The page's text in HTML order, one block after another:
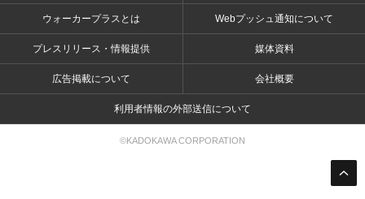
ウォーカープラスとは Webプッシュ通知について
プレスリリース・情報提供 媒体資料
広告掲載について 会社概要
利用者情報の外部送信について
©KADOKAWA CORPORATION